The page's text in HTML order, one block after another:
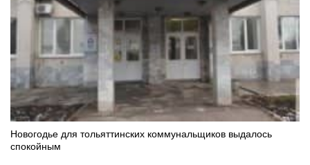
Новогодье для тольяттинских коммунальщиков выдалось
спокойным